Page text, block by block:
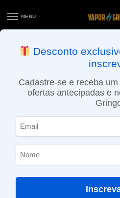
MENU
ENTREGA NO MESMO DIA EM
APROVADOS ATÉ
Desconto
Cadastre-se e receba
ofertas antecipadas e